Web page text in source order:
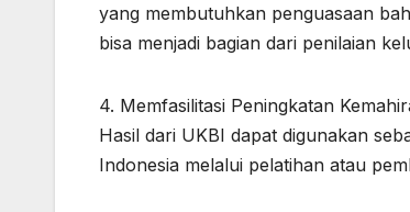
yang membutuhkan penguasaan
bisa menjadi bagian dari penilaian
4. Memfasilitasi Peningkatan
Hasil dari UKBI dapat digunakan
Indonesia melalui pelatihan atau